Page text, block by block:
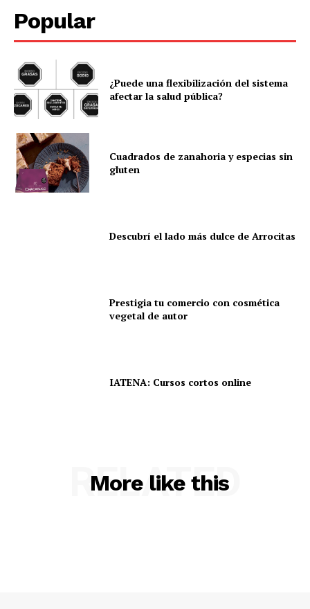
Popular
¿Puede una flexibilización del sistema
afectar la salud pública?
Cuadrados de zanahoria y especias sin
gluten
Descubrí el lado más dulce de Arrocitas
Prestigia tu comercio con cosmética
vegetal de autor
IATENA: Cursos cortos online
More like this
RELATED